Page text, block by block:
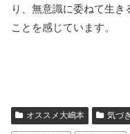
り、無意識に委ねて生
ことを感じています。
オススメ大嶋本 気づ